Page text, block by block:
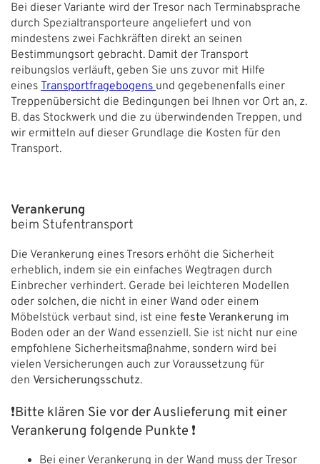
Bei dieser Variante wird der Tresor nach Terminabsprache
durch Spezialtransporteure angeliefert und von
mindestens zwei Fachkräften direkt an seinen
Bestimmungsort gebracht. Damit der Transport
reibungslos verläuft, geben Sie uns zuvor mit Hilfe
eines Transportfragebogens und gegebenenfalls einer
Treppenübersicht die Bedingungen bei Ihnen vor Ort an, z.
B. das Stockwerk und die zu überwindenden Treppen, und
wir ermitteln auf dieser Grundlage die Kosten für den
Transport.
Verankerung
beim Stufentransport
Die Verankerung eines Tresors erhöht die Sicherheit
erheblich, indem sie ein einfaches Wegtragen durch
Einbrecher verhindert. Gerade bei leichteren Modellen
oder solchen, die nicht in einer Wand oder einem
Möbelstück verbaut sind, ist eine feste Verankerung im
Boden oder an der Wand essenziell. Sie ist nicht nur eine
empfohlene Sicherheitsmaßnahme, sondern wird bei
vielen Versicherungen auch zur Voraussetzung für
den Versicherungsschutz.
❗Bitte klären Sie vor der Auslieferung mit einer
Verankerung folgende Punkte ❗
Bei einer Verankerung in der Wand muss der Tresor